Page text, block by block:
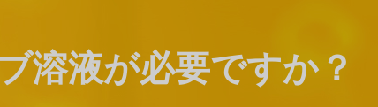
溶液が必要ですか？